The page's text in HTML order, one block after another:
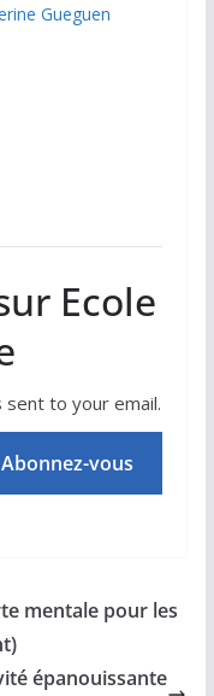
Gueguen
Ecole
to your email.
Abonnez-vous
mentale pour les
épanouissante